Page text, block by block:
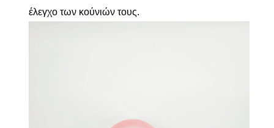
έλεγχο των κούνιών τους.